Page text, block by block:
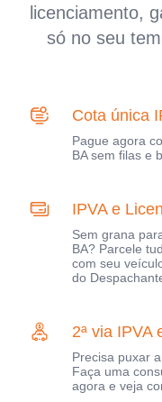
licenciamento,
só no seu
Cota única
Pague agora
BA sem filas e
IPVA e
Sem grana
BA? Parcele
com seu
do
2ª via IPVA
Precisa puxar
Faça uma
agora e veja